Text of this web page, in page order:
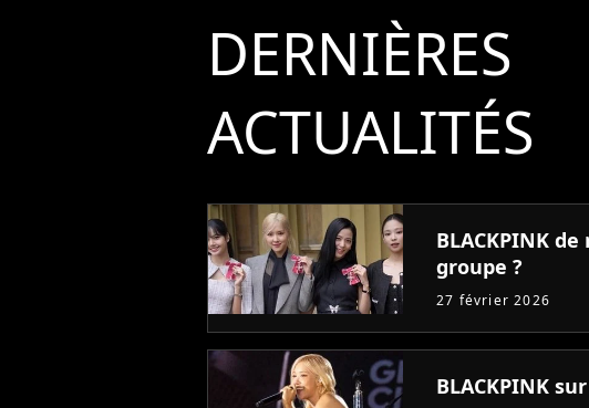
DERNIÈRES
ACTUALITÉS
BLACKPINK
groupe ?
27 février 2026
BLACKPINK